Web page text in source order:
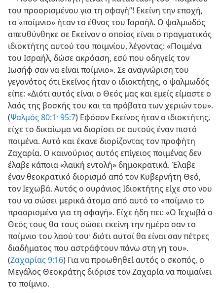
του προορισμένου για τη σφαγή”! Εκείνη την εποχή,
το «ποίμνιο» ήταν το έθνος του Ισραήλ. Ο ψαλμωδός
απευθύνθηκε σε Εκείνον ο οποίος είναι ο πραγματικός
ιδιοκτήτης αυτού του ποιμνίου, λέγοντας: «Ποιμένα
του Ισραήλ, δώσε ακρόαση, εσύ που οδηγείς τον
Ιωσήφ σαν να είναι ποίμνιο». Σε αναγνώριση του
γεγονότος ότι Εκείνος ήταν ο ιδιοκτήτης, ο ψαλμωδός
είπε: «Διότι αυτός είναι ο Θεός μας και εμείς είμαστε ο
λαός της βοσκής του και τα πρόβατα των χεριών του».
(Ψαλμός 80:​1· 95:​7) Εφόσον Εκείνος ήταν ο ιδιοκτήτης,
είχε το δικαίωμα να διορίσει σε αυτούς έναν πιστό
ποιμένα. Αυτό και έκανε διορίζοντας τον προφήτη
Ζαχαρία. Ο καινούριος αυτός επίγειος ποιμένας δεν
έλαβε κάποια «λαϊκή εντολή» δημοκρατικά. Έλαβε
έναν θεοκρατικό διορισμό από τον Κυβερνήτη Θεό,
τον Ιεχωβά. Αυτός ο ουράνιος Ιδιοκτήτης είχε στο νου
του να σώσει μερικά άτομα από αυτό το «ποίμνιο το
προορισμένο για τη σφαγή». Είχε ήδη πει: «Ο Ιεχωβά ο
Θεός τους θα τους σώσει εκείνη την ημέρα σαν το
ποίμνιο του λαού του· διότι αυτοί θα είναι σαν πέτρες
διαδήματος που αστράφτουν πάνω στη γη του».
(Ζαχαρίας 9:​16) Για να προωθηθεί αυτός ο σκοπός, ο
Μεγάλος Θεοκράτης διόρισε τον Ζαχαρία να ποιμαίνει
το ποίμνιο.